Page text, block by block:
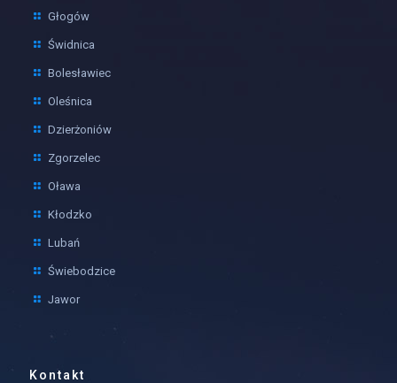
Głogów
Świdnica
Bolesławiec
Oleśnica
Dzierżoniów
Zgorzelec
Oława
Kłodzko
Lubań
Świebodzice
Jawor
Kontakt